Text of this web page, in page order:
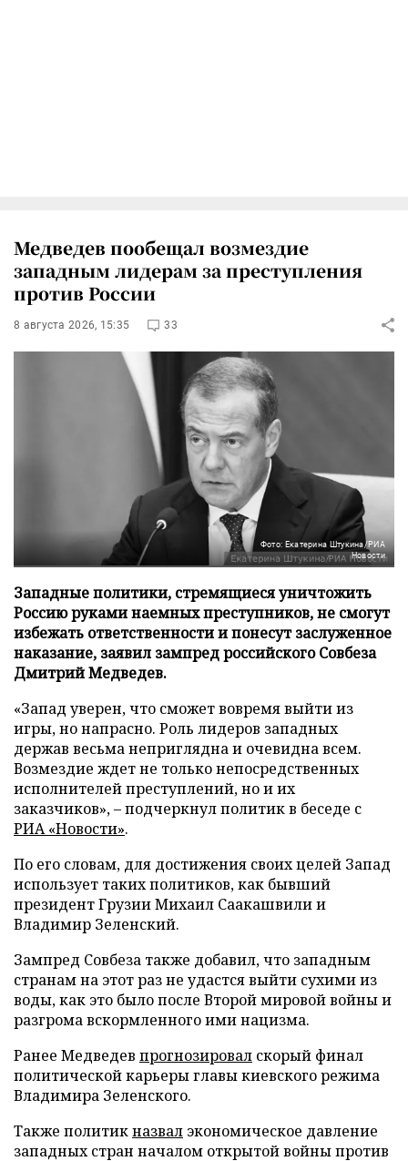
Медведев пообещал возмездие
западным лидерам за преступления
против России
8 августа 2026, 15:35 33
Фото: Екатерина Штукина/РИА
Новости
Западные политики, стремящиеся уничтожить
Россию руками наемных преступников, не смогут
избежать ответственности и понесут заслуженное
наказание, заявил зампред российского Совбеза
Дмитрий Медведев.
«Запад уверен, что сможет вовремя выйти из
игры, но напрасно. Роль лидеров западных
держав весьма неприглядна и очевидна всем.
Возмездие ждет не только непосредственных
исполнителей преступлений, но и их
заказчиков», – подчеркнул политик в беседе с
РИА «Новости».
По его словам, для достижения своих целей Запад
использует таких политиков, как бывший
президент Грузии Михаил Саакашвили и
Владимир Зеленский.
Зампред Совбеза также добавил, что западным
странам на этот раз не удастся выйти сухими из
воды, как это было после Второй мировой войны и
разгрома вскормленного ими нацизма.
Ранее Медведев прогнозировал скорый финал
политической карьеры главы киевского режима
Владимира Зеленского.
Также политикназвал экономическое давление
западных стран началом открытой войны против